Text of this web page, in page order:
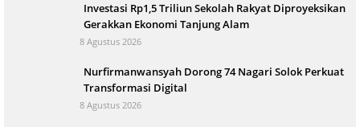
Investasi Rp1,5 Triliun Sekolah Rakyat Diproyeksikan
Gerakkan Ekonomi Tanjung Alam
8 Agustus 2026
Nurfirmanwansyah Dorong 74 Nagari Solok Perkuat
Transformasi Digital
8 Agustus 2026